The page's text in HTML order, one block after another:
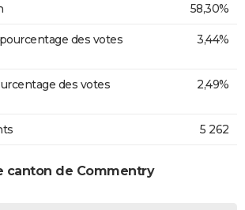
58,30%
des votes
3,44%
des votes
2,49%
5 262
canton de Commentry